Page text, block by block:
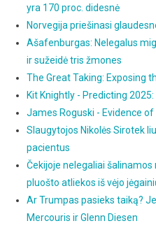
yra 170 proc. didesnė
Norvegija priešinasi
Ašafenburgas: Nelegalus
ir sužeidė tris žmones
The Great Taking: Exposing
Kit Knightly - Predicting
James Roguski - Evidence of
Slaugytojos Nikolės Sirotek
pacientus
Čekijoje nelegaliai
pluošto atliekos iš vėjo
Ar Trumpas pasieks taiką?
Mercouris ir Glenn Diesen